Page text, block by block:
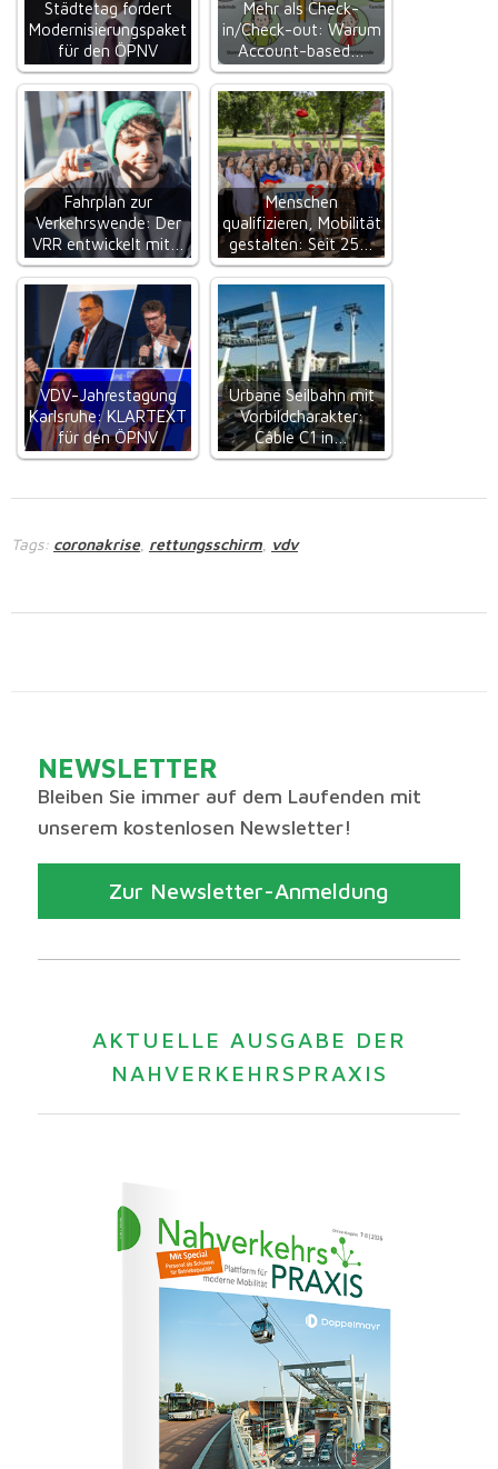
Städtetag fordert
Modernisierungspaket
für den ÖPNV
Mehr als Check-
in/Check-out: Warum
Account-based…
Fahrplan zur
Verkehrswende: Der
VRR entwickelt mit…
Menschen
qualifizieren, Mobilität
gestalten: Seit 25…
VDV-Jahrestagung
Karlsruhe: KLARTEXT
für den ÖPNV
Urbane Seilbahn mit
Vorbildcharakter:
Câble C1 in…
Tags: coronakrise, rettungsschirm vdv
NEWSLETTER
Bleiben Sie immer auf dem Laufenden mit
unserem kostenlosen Newsletter!
Zur Newsletter-Anmeldung
AKTUELLE AUSGABE DER
NAHVERKEHRSPRAXIS